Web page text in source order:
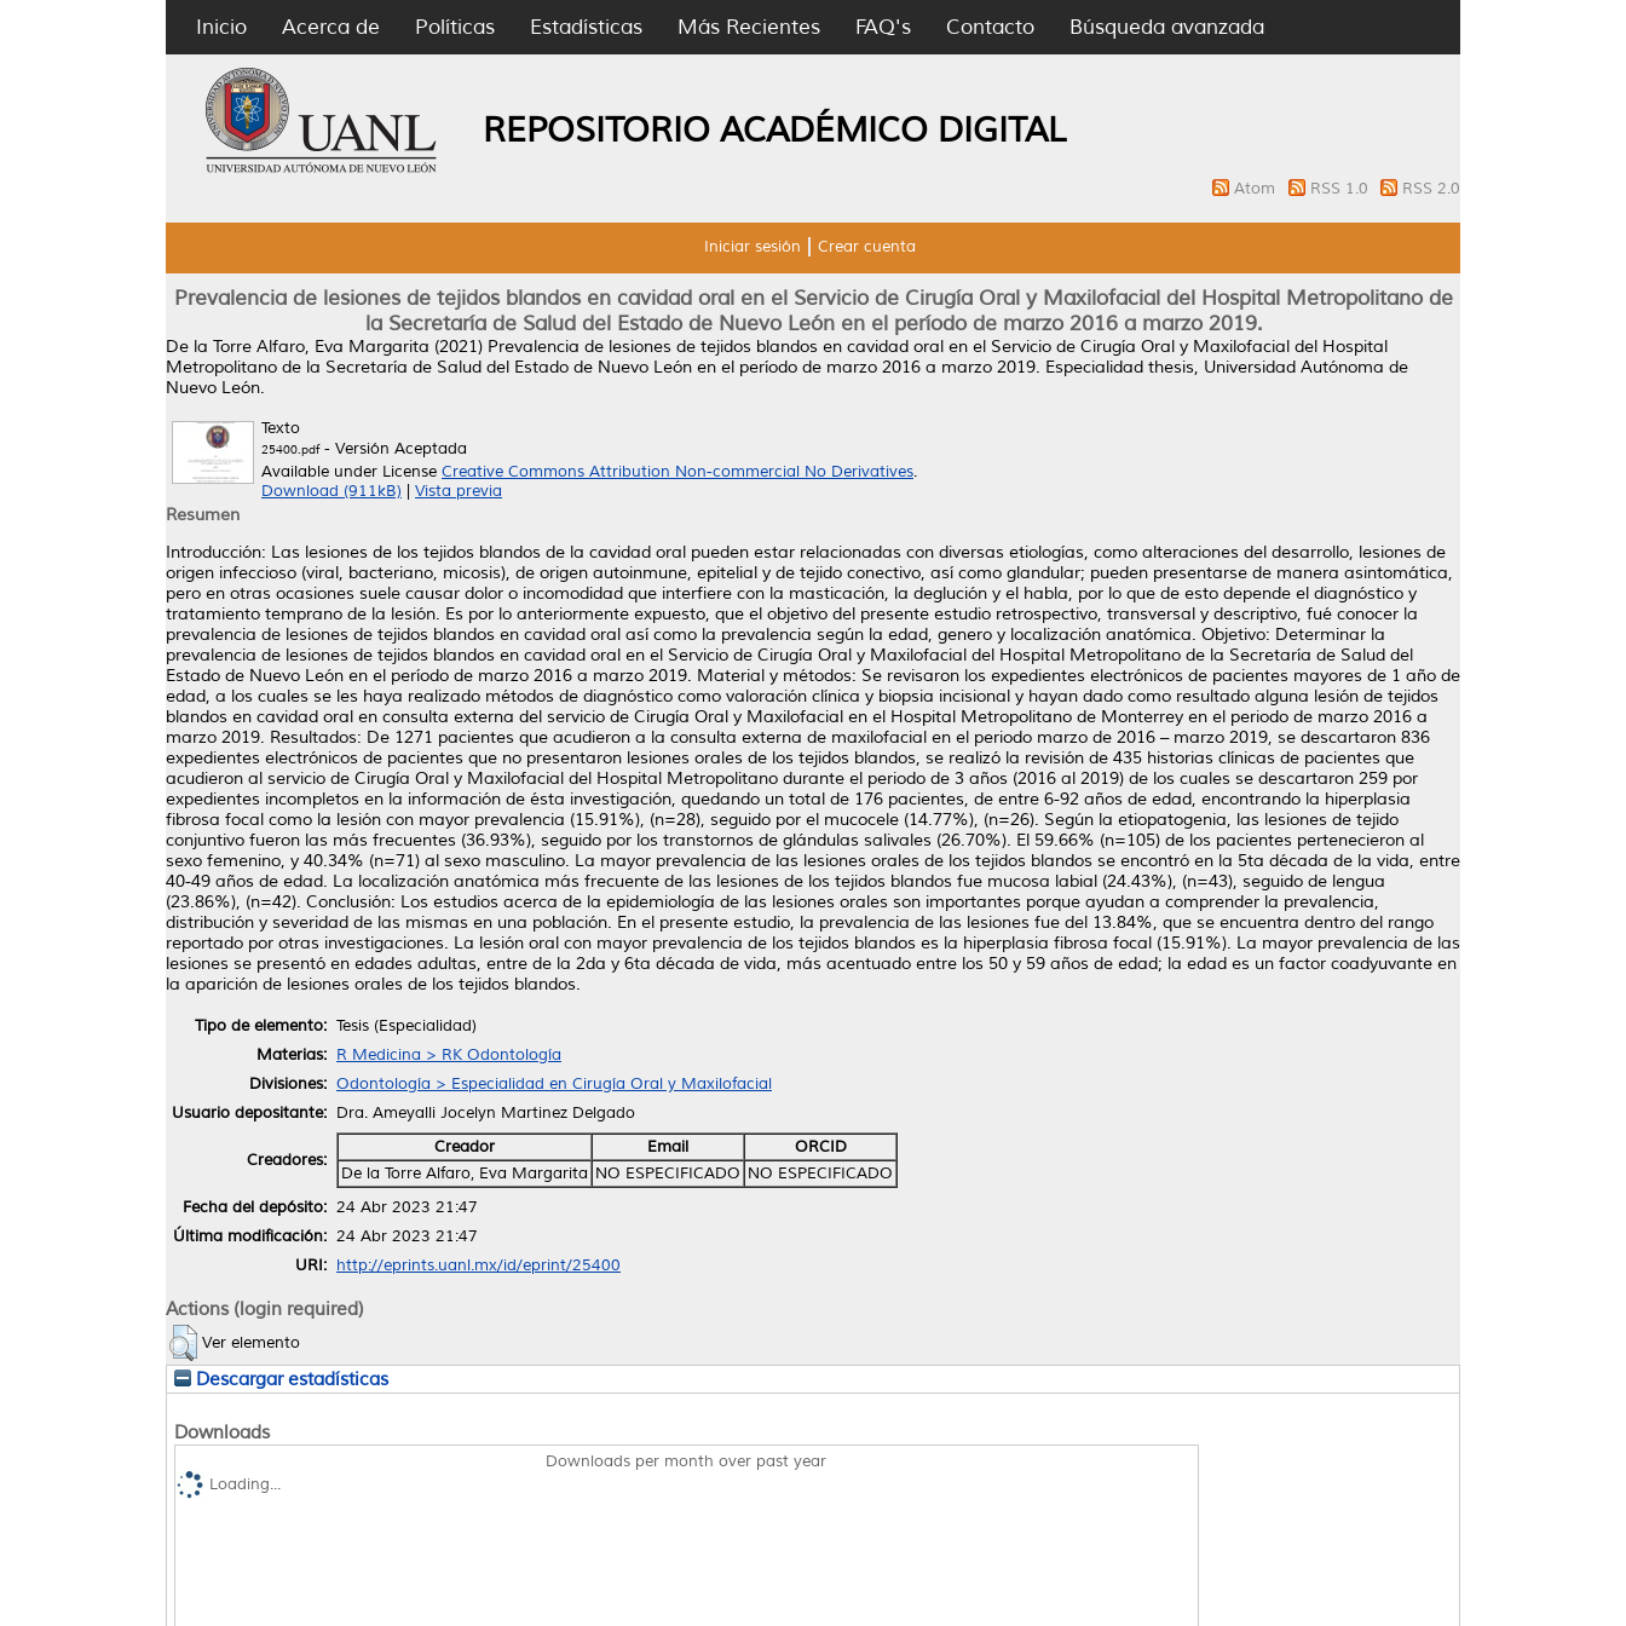
Inicio Acerca de Políticas Estadísticas Más Recientes FAQ's Contacto Búsqueda avanzada
REPOSITORIO ACADÉMICO DIGITAL
Atom RSS 1.0 RSS 2.0
Iniciar sesión Crear cuenta
Prevalencia de lesiones de tejidos blandos en cavidad oral en el Servicio de Cirugía Oral y Maxilofacial del Hospital Metropolitano de
la Secretaría de Salud del Estado de Nuevo León en el período de marzo 2016 a marzo 2019.
De la Torre Alfaro, Eva Margarita (2021) Prevalencia de lesiones de tejidos blandos en cavidad oral en el Servicio de Cirugía Oral y Maxilofacial del Hospital
Metropolitano de la Secretaría de Salud del Estado de Nuevo León en el período de marzo 2016 a marzo 2019. Especialidad thesis, Universidad Autónoma de
Nuevo León.
Texto
25400.pdf- Versión Aceptada
Available under License Creative Commons Attribution Non-commercial No Derivatives.
Download (911kB)
Vista previa
Resumen
Introducción: Las lesiones de los tejidos blandos de la cavidad oral pueden estar relacionadas con diversas etiologías, como alteraciones del desarrollo, lesiones de
origen infeccioso (viral, bacteriano, micosis), de origen autoinmune, epitelial y de tejido conectivo, así como glandular; pueden presentarse de manera asintomática,
pero en otras ocasiones suele causar dolor o incomodidad que interfiere con la masticación, la deglución y el habla, por lo que de esto depende el diagnóstico y
tratamiento temprano de la lesión. Es por lo anteriormente expuesto, que el objetivo del presente estudio retrospectivo, transversal y descriptivo, fué conocer la
prevalencia de lesiones de tejidos blandos en cavidad oral así como la prevalencia según la edad, genero y localización anatómica. Objetivo: Determinar la
prevalencia de lesiones de tejidos blandos en cavidad oral en el Servicio de Cirugía Oral y Maxilofacial del Hospital Metropolitano de la Secretaría de Salud del
Estado de Nuevo León en el período de marzo 2016 a marzo 2019. Material y métodos: Se revisaron los expedientes electrónicos de pacientes mayores de 1 año de
edad, a los cuales se les haya realizado métodos de diagnóstico como valoración clínica y biopsia incisional y hayan dado como resultado alguna lesión de tejidos
blandos en cavidad oral en consulta externa del servicio de Cirugía Oral y Maxilofacial en el Hospital Metropolitano de Monterrey en el periodo de marzo 2016 a
marzo 2019. Resultados: De 1271 pacientes que acudieron a la consulta externa de maxilofacial en el periodo marzo de 2016 – marzo 2019, se descartaron 836
expedientes electrónicos de pacientes que no presentaron lesiones orales de los tejidos blandos, se realizó la revisión de 435 historias clínicas de pacientes que
acudieron al servicio de Cirugía Oral y Maxilofacial del Hospital Metropolitano durante el periodo de 3 años (2016 al 2019) de los cuales se descartaron 259 por
expedientes incompletos en la información de ésta investigación, quedando un total de 176 pacientes, de entre 6-92 años de edad, encontrando la hiperplasia
fibrosa focal como la lesión con mayor prevalencia (15.91%), (n=28), seguido por el mucocele (14.77%), (n=26). Según la etiopatogenia, las lesiones de tejido
conjuntivo fueron las más frecuentes (36.93%), seguido por los transtornos de glándulas salivales (26.70%). El 59.66% (n=105) de los pacientes pertenecieron al
sexo femenino, y 40.34% (n=71) al sexo masculino. La mayor prevalencia de las lesiones orales de los tejidos blandos se encontró en la 5ta década de la vida, entre
40-49 años de edad. La localización anatómica más frecuente de las lesiones de los tejidos blandos fue mucosa labial (24.43%), (n=43), seguido de lengua
(23.86%), (n=42). Conclusión: Los estudios acerca de la epidemiología de las lesiones orales son importantes porque ayudan a comprender la prevalencia,
distribución y severidad de las mismas en una población. En el presente estudio, la prevalencia de las lesiones fue del 13.84%, que se encuentra dentro del rango
reportado por otras investigaciones. La lesión oral con mayor prevalencia de los tejidos blandos es la hiperplasia fibrosa focal (15.91%). La mayor prevalencia de las
lesiones se presentó en edades adultas, entre de la 2da y 6ta década de vida, más acentuado entre los 50 y 59 años de edad; la edad es un factor coadyuvante en
la aparición de lesiones orales de los tejidos blandos.
Tipo de elemento: Tesis (Especialidad)
Materias: R Medicina > RK Odontología
Divisiones: Odontología > Especialidad en Cirugía Oral y Maxilofacial
Usuario depositante: Dra. Ameyalli Jocelyn Martinez Delgado
Creadores:
Creador Email
ORCID
De la Torre Alfaro, Eva Margarita NO ESPECIFICADO NO ESPECIFICADO
Fecha del depósito: 24 Abr 2023 21:47
Última modificación: 24 Abr 2023 21:47
URI: http://eprints.uanl.mx/id/eprint/25400
Actions (login required)
Ver elemento
Descargar estadísticas
Downloads
Downloads per month over past year
Loading...